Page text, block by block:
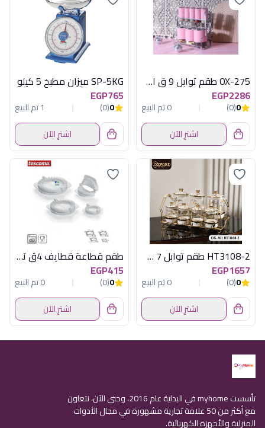
OX-275 طقم توابل 9 ق استانلس اكسفورد
EGP2286
0
(0)
0 تم البيع
اشترِ الآن
SP-5KG ميزان مطبخ 5 كيلو
EGP765
0
(0)
1 تم البيع
اشترِ الآن
HT3108-2 طقم توابل 7 ق باستاند اكسفورد
EGP1657
0
(0)
0 تم البيع
اشترِ الآن
طقم قطاعة قطايف 4ق توسكوما
EGP415
0
(0)
0 تم البيع
اشترِ الآن
تأسست myhome في البداية عام 2016، وحتى الآن، نتعاون
مع أكثر من 50 علامة تجارية مشهورة في مجال الأدوات
المنزلية والأجهزة الكهربائية.